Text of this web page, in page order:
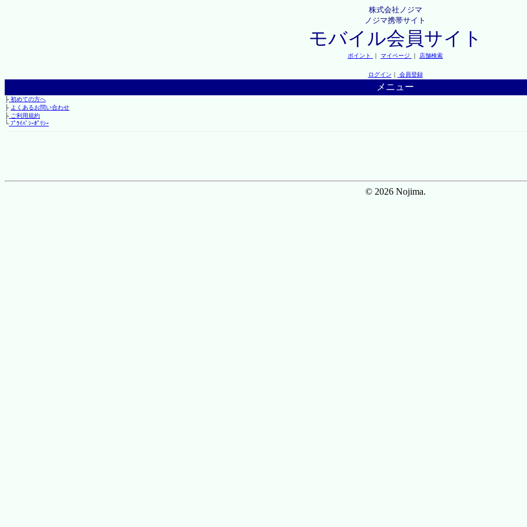
株式会社ノジマ
ノジマ携帯サイト
モバイル会員サイト
ポイント ｜ マイページ ｜ 店舗検索
ログイン ｜ 会員登録
メニュー
├初めての方へ
├ よくあるお問い合わせ
├ご利用規約
└ﾌﾟﾗｲﾊﾞｼｰﾎﾟﾘｼｰ
© 2026 Nojima.